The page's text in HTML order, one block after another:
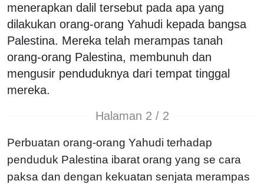
menerapkan dalil tersebut pada apa yang
dilakukan orang-orang Yahudi kepada bangsa
Palestina. Mereka telah merampas tanah
orang-orang Palestina, membunuh dan
mengusir penduduknya dari tempat tinggal
mereka.
Halaman 2 / 2
Perbuatan orang-orang Yahudi terhadap
penduduk Palestina ibarat orang yang se cara
paksa dan dengan kekuatan senjata merampas